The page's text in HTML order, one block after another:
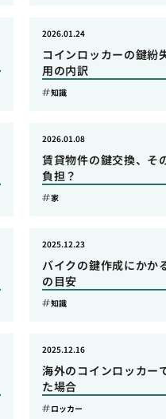
コインロッカーの鍵紛
用の内訳
2026.01.24
知識
賃貸物件の鍵交換、そ
負担？
2026.01.08
家
バイクの鍵作成にかか
の目安
2025.12.23
知識
海外のコインロッカー
た場合
2025.12.16
ロッカー